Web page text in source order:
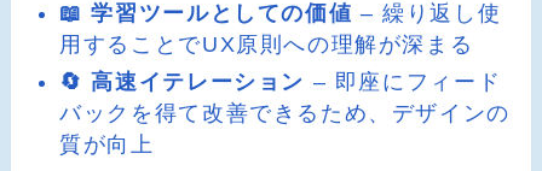
📖 学習ツールとしての価値 – 繰り返し使
用することでUX原則への理解が深まる
🔄 高速イテレーション – 即座にフィード
バックを得て改善できるため、デザインの
質が向上